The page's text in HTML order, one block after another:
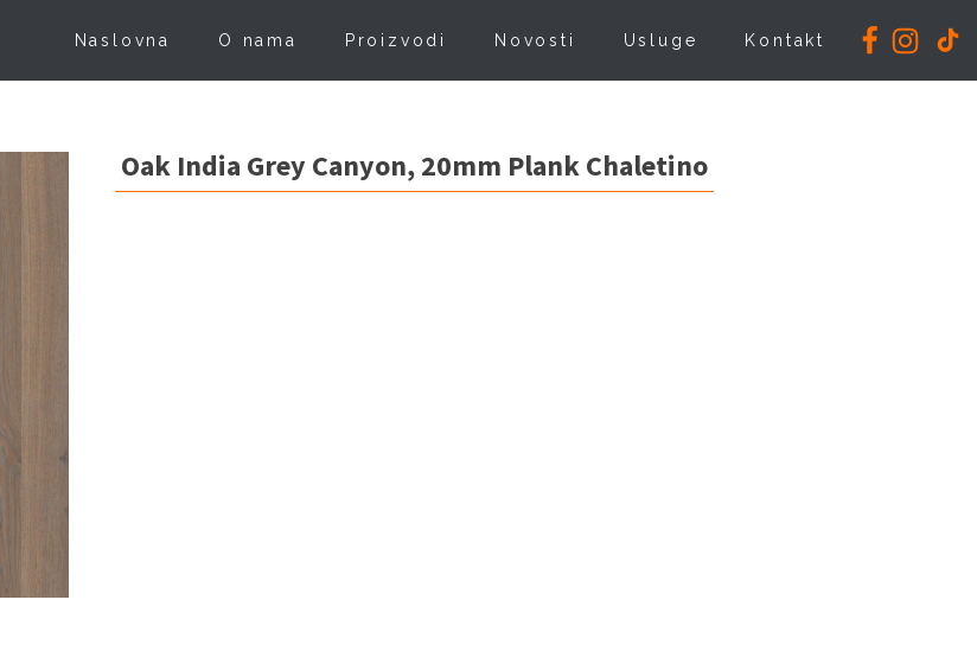
Naslovna O nama Proizvodi Novosti Usluge Kontakt
Oak India Grey Canyon, 20mm Plank Chaletino